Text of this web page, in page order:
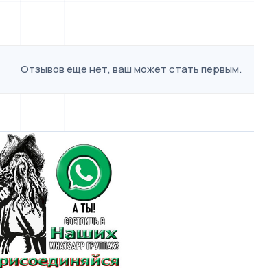
Отзывов еще нет, ваш может стать первым.